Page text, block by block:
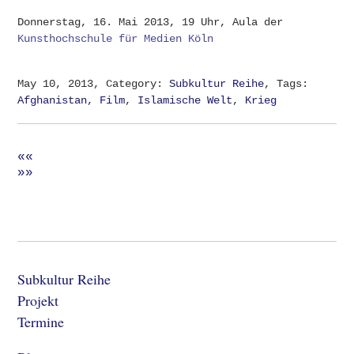
Donnerstag, 16. Mai 2013, 19 Uhr, Aula der
Kunsthochschule für Medien Köln
May 10, 2013, Category:Subkultur Reihe, Tags:
Afghanistan, Film, Islamische Welt, Krieg
««
»»
Subkultur Reihe
Projekt
Termine